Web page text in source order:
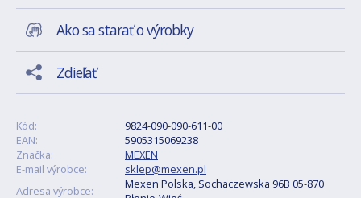
Ako sa starať o výrobky
Zdieľať
Kód:
9824-090-090-611-00
EAN:
5905315069238
Značka:
MEXEN
E-mail výrobce:
sklep@mexen.pl
Adresa výrobce:
Mexen Polska, Sochaczewska 96B 05-870